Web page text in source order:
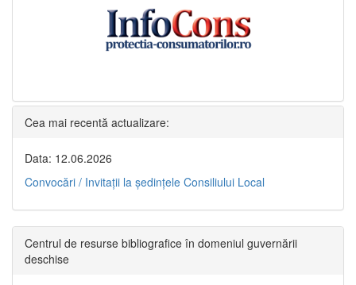
Cea mai recentă actualizare:
Data: 12.06.2026
Convocări / Invitaţii la şedinţele Consiliului Local
Centrul de resurse bibliografice în domeniul guvernării
deschise